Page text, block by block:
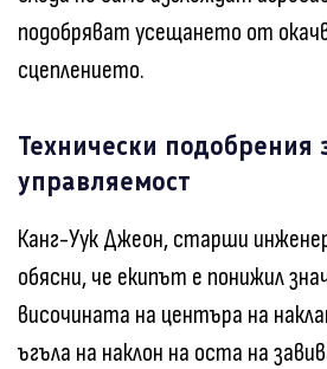
подобряват усещането от
сцеплението.
Технически подобрения
управляемост
Канг-Уук Джеон, старши
обясни, че екипът е понижил
височината на центъра на
ъгъла на наклон на оста на